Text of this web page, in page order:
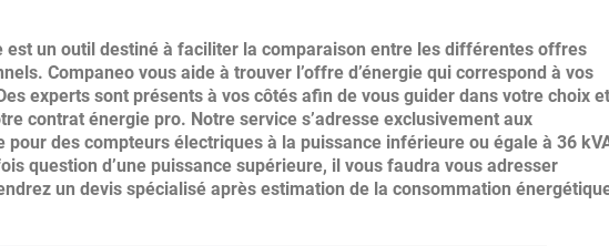
est un outil destiné à faciliter la comparaison entre les différentes offres
Companeo vous aide à trouver l’offre d’énergie qui correspond à vos
experts sont présents à vos côtés afin de vous guider dans votre choix et
contrat énergie pro. Notre service s’adresse exclusivement aux
des compteurs électriques à la puissance inférieure ou égale à 36
question d’une puissance supérieure, il vous faudra vous adresser
un devis spécialisé après estimation de la consommation